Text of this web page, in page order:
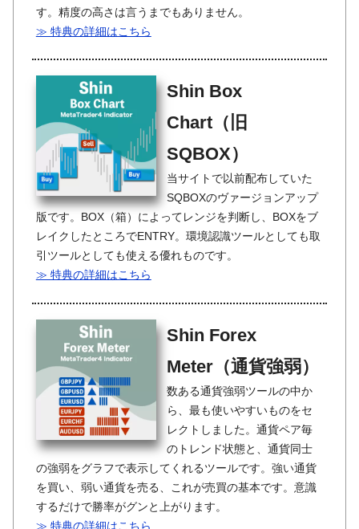
す。精度の高さは言うまでもありません。
≫ 特典の詳細はこちら
Shin Box
Chart（旧
SQBOX）
当サイトで以前配布していた
SQBOXのヴァージョンアップ
版です。BOX（箱）によってレンジを判断し、BOXをブ
レイクしたところでENTRY。環境認識ツールとしても取
引ツールとしても使える優れものです。
≫ 特典の詳細はこちら
Shin Forex
Meter（通貨強弱）
数ある通貨強弱ツールの中か
ら、最も使いやすいものをセ
レクトしました。通貨ペア毎
のトレンド状態と、通貨同士
の強弱をグラフで表示してくれるツールです。強い通貨
を買い、弱い通貨を売る、これが売買の基本です。意識
するだけで勝率がグンと上がります。
≫ 特典の詳細はこちら